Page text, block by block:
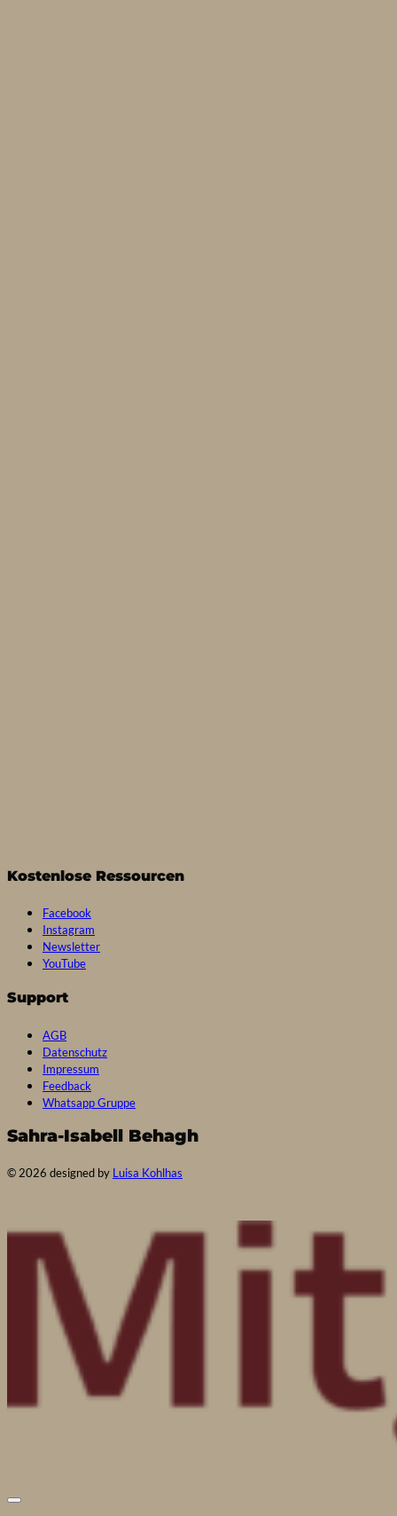
Kostenlose Ressourcen
Facebook
Instagram
Newsletter
YouTube
Support
AGB
Datenschutz
Impressum
Feedback
Whatsapp Gruppe
Sahra-Isabell Behagh
© 2026 designed by Luisa Kohlhas